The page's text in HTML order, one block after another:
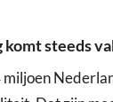
steeds